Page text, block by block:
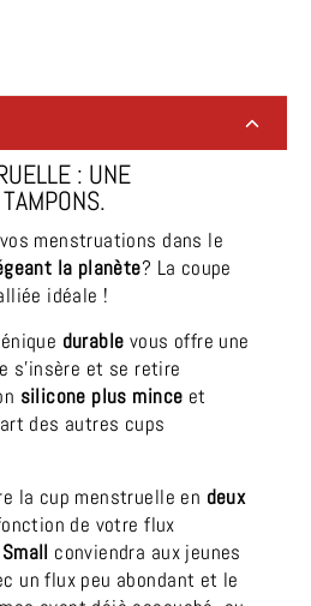
: UNE
menstruations dans le
la planète? La coupe
idéale !
durable vous offre une
s’insère et se retire
silicone plus mince et
des autres cups
la cup menstruelle en deux
de votre flux
conviendra aux jeunes
un flux peu abondant et le